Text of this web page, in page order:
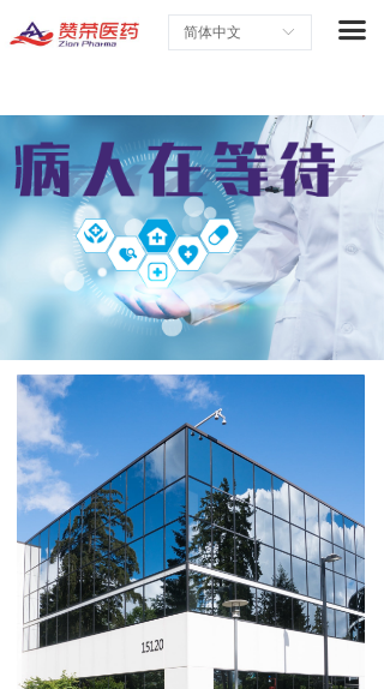
끀
首页
合作战略
最新企业新闻
职业生涯
ꀅ
简体中文